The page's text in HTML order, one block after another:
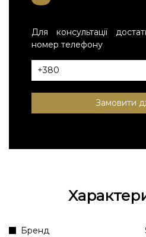
Для консультації
номер телефону
Замовити
Бренд